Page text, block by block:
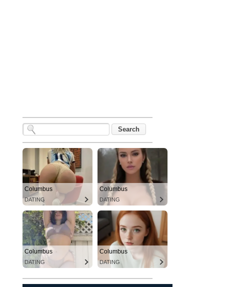
Columbus
DATING
Columbus
DATING
Columbus
DATING
Columbus
DATING